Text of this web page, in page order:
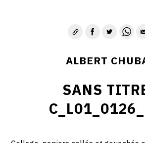
ALBERT
SANS